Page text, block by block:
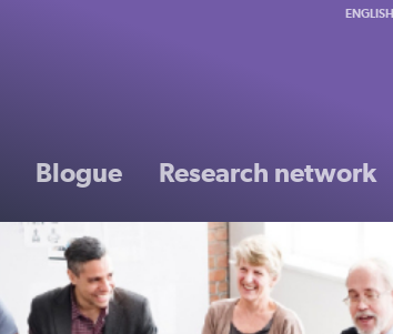
Blogue Research network
ENGLISH